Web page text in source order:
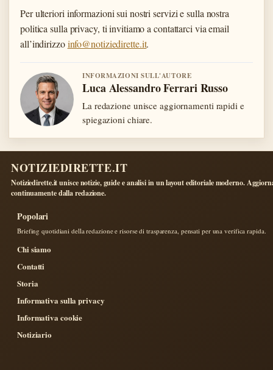
Per ulteriori informazioni sui nostri servizi e sulla nostra
politica sulla privacy, ti invitiamo a contattarci via email
all’indirizzoinfo@notiziedirette.it.
INFORMAZIONI SULL'AUTORE
Luca Alessandro Ferrari Russo
La redazione unisce aggiornamenti rapidi e
spiegazioni chiare.
NOTIZIEDIRETTE.IT
Notiziedirette.it unisce notizie, guide e analisi in un layout editoriale moderno.
continuamente dalla redazione.
Popolari
Briefing quotidiani della redazione e risorse di trasparenza, pensati per una verifica rapida.
Chi siamo
Contatti
Storia
Informativa sulla privacy
Informativa cookie
Notiziario